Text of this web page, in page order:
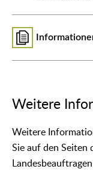
Weitere
Weitere
Sie auf den Seiten